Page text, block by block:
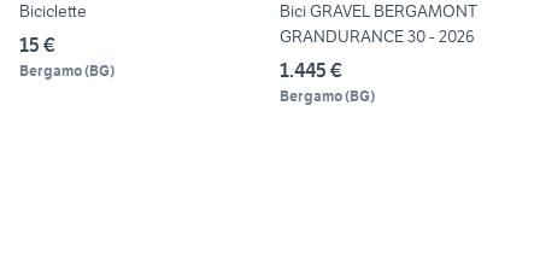
Biciclette
15 €
Bergamo(BG)
Bici GRAVEL BERGAMONT
GRANDURANCE 30 - 2026
1.445 €
Bergamo(BG)